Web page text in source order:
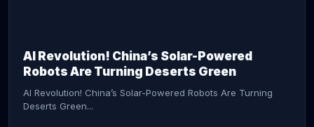
AI Revolution! China’s Solar-Powered
Robots Are Turning Deserts Green
AI Revolution! China’s Solar-Powered Robots Are Turning
Deserts Green...